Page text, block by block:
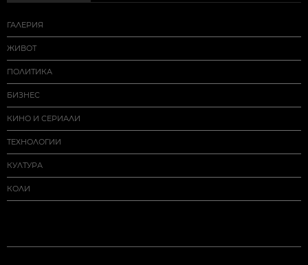
ГАЛЕРИЯ
ЖИВОТ
ПОЛИТИКА
БИЗНЕС
КИНО И СЕРИАЛИ
ТЕХНОЛОГИИ
КУЛТУРА
КОЛИ